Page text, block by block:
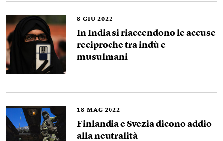
8 GIU 2022
In India si riaccendono le accuse
reciproche tra indù e
musulmani
18 MAG 2022
Finlandia e Svezia dicono addio
alla neutralità